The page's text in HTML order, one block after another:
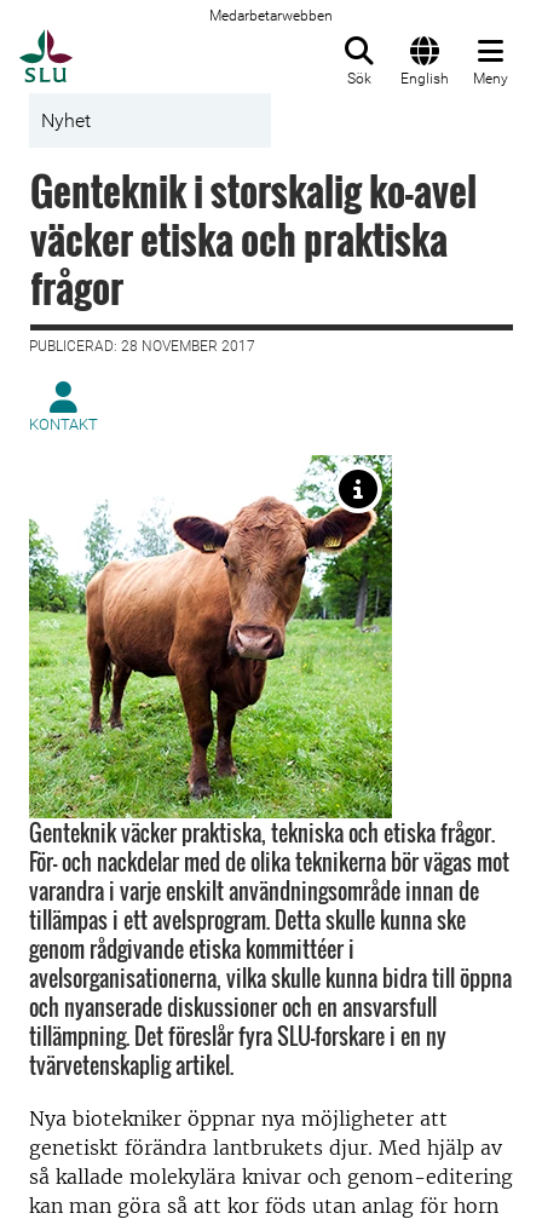
Medarbetarwebben
Sök English Meny
Nyhet
Genteknik i storskalig ko-avel
väcker etiska och praktiska
frågor
PUBLICERAD: 28 NOVEMBER 2017
KONTAKT
Genteknik väcker praktiska, tekniska och etiska frågor.
För- och nackdelar med de olika teknikerna bör vägas mot
varandra i varje enskilt användningsområde innan de
tillämpas i ett avelsprogram. Detta skulle kunna ske
genom rådgivande etiska kommittéer i
avelsorganisationerna, vilka skulle kunna bidra till öppna
och nyanserade diskussioner och en ansvarsfull
tillämpning. Det föreslår fyra SLU-forskare i en ny
tvärvetenskaplig artikel.
Nya biotekniker öppnar nya möjligheter att
genetiskt förändra lantbrukets djur. Med hjälp av
så kallade molekylära knivar och genom-editering
kan man göra så att kor föds utan anlag för horn